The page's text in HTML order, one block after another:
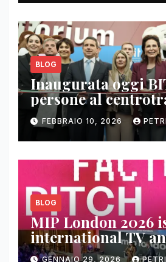
BLOG
Inaugurata oggi
persone al
contenuti, relazioni
FEBBRAIO 10, 2026
BLOG
MIP London 2026
international TV
streaming content
GENNAIO 29, 2026